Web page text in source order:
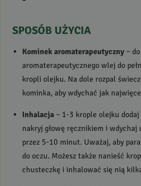
SPOSÓB UŻYCIA
Kominek aromaterapeutyczny –
aromaterapeutycznego wlej do
kropli olejku. Na dole rozpal
kominka, aby wdychać jak
Inhalacja – 1-3 krople olejku dodaj
nakryj głowę ręcznikiem i wdychaj
przez 5-10 minut. Uważaj, aby
do oczu. Możesz także nanieść
chusteczkę i inhalować się nią